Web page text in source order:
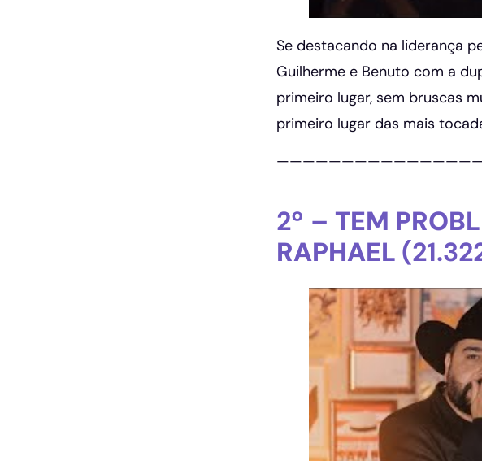
Se destacando na liderança
Guilherme e Benuto com a
primeiro lugar, sem bruscas
primeiro lugar das mais
2º – TEM
RAPHAEL